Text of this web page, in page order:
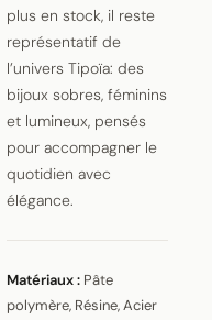
plus en stock, il reste
représentatif de
l’univers Tipoïa: des
bijoux sobres, féminins
et lumineux, pensés
pour accompagner le
quotidien avec
élégance.
Matériaux : Pâte
polymère, Résine, Acier